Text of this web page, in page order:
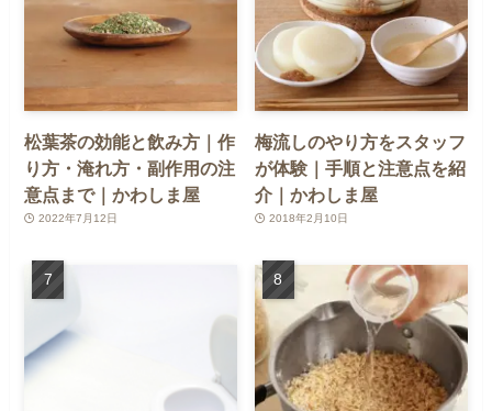
松葉茶の効能と飲み方｜作
り方・淹れ方・副作用の注
意点まで｜かわしま屋
2022年7月12日
梅流しのやり方をスタッフ
が体験｜手順と注意点を紹
介｜かわしま屋
2018年2月10日